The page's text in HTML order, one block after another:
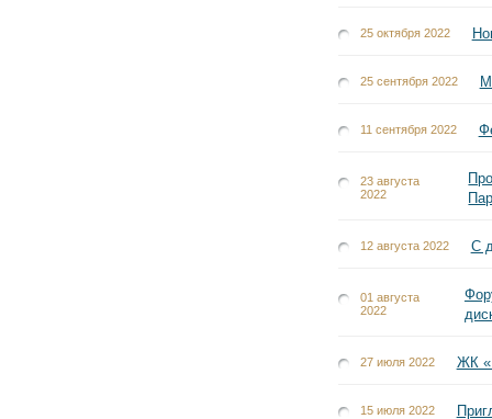
25 октября 2022
25 сентября 2022
11 сентября 2022
23 августа
2022
12 августа 2022 С
01 августа
2022
27 июля 2022 ЖК
15 июля 2022